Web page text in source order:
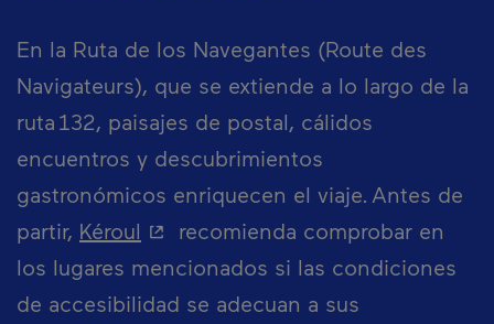
En la Ruta de los Navegantes (Route des
Navigateurs), que se extiende a lo largo de la
ruta 132, paisajes de postal, cálidos
encuentros y descubrimientos
gastronómicos enriquecen el viaje. Antes de
partir, Kéroul - Este hipervínculo se abrirá en
recomienda comprobar en
los lugares mencionados si las condiciones
de accesibilidad se adecuan a sus